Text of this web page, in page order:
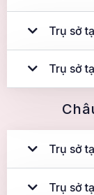
Trụ sở
Trụ sở
Trụ sở
Trụ sở